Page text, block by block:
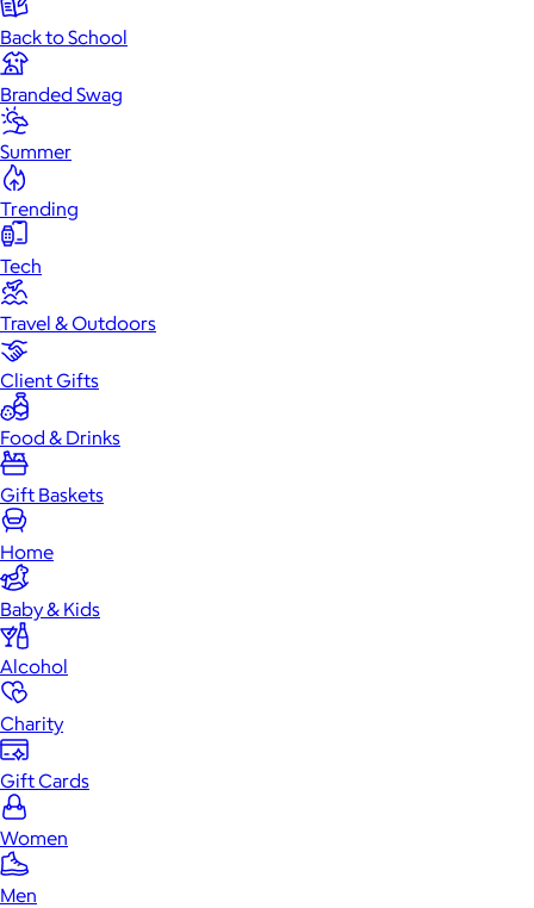
Back to School
Branded Swag
Summer
Trending
Tech
Travel & Outdoors
Client Gifts
Food & Drinks
Gift Baskets
Home
Baby & Kids
Alcohol
Charity
Gift Cards
Women
Men